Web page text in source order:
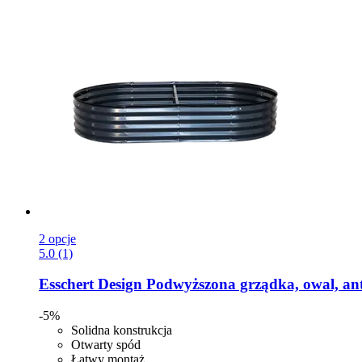
2 opcje
5.0 (1)
Esschert Design Podwyższona grządka, owal,
-5%
Solidna konstrukcja
Otwarty spód
Łatwy montaż